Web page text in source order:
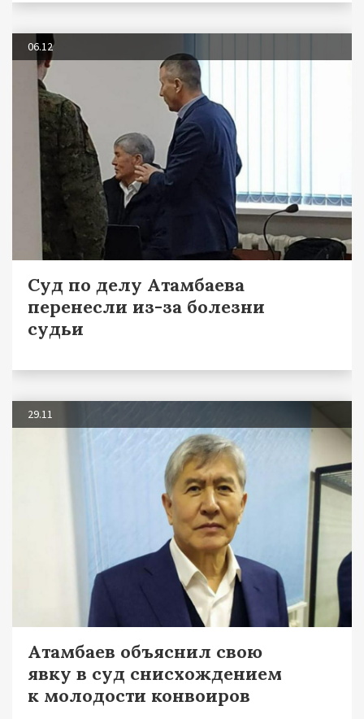
06.12
Суд по делу Атамбаева
перенесли из-за болезни
судьи
29.11
Атамбаев объяснил свою
явку в суд снисхождением
к молодости конвоиров